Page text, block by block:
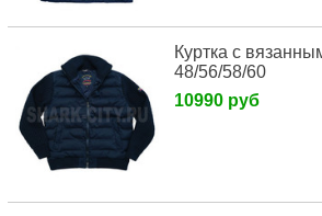
Куртка с
48/56/58/60
10990 руб